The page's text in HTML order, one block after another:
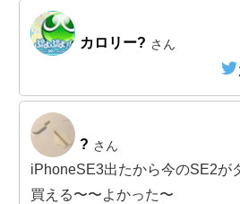
カロリー? さん
? さん
iPhoneSE3出たから今のSE2が
買える〜〜よかった〜